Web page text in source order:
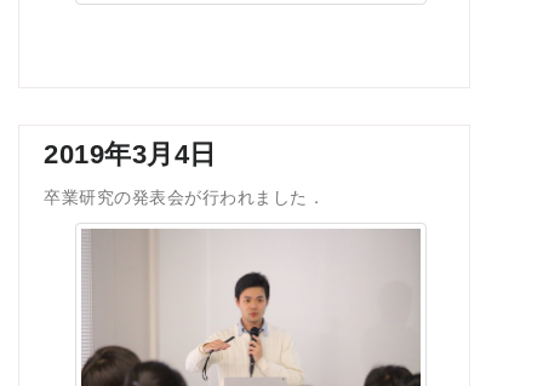
2019年3月4日
卒業研究の発表会が行われました．